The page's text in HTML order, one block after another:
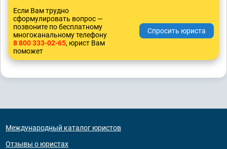
Если Вам трудно
сформулировать вопрос —
позвоните по бесплатному
многоканальному телефону
8 800 333-02-65, юрист Вам
поможет
Международный каталог юристов
Отзывы о юристах